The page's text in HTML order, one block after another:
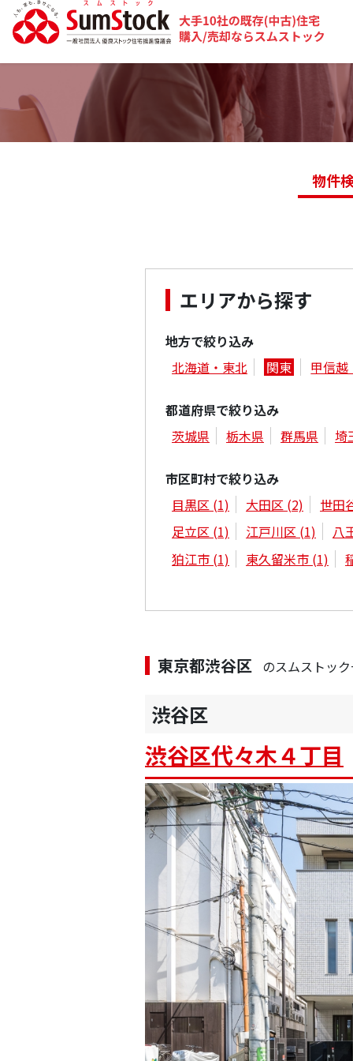
物件
エリアから探す
地方で絞り込み
北海道・東北
関東 甲信越
都道府県で絞り込み
茨城県
栃木県 群馬県 埼
市区町村で絞り込み
目黒区 (1) 大田区 (2)
世田
足立区 (1) 江戸川区 (1)
八
狛江市 (1) 東久留米市 (1)
東京都渋谷区 のスムストッ
渋谷区
渋谷区代々木４丁目